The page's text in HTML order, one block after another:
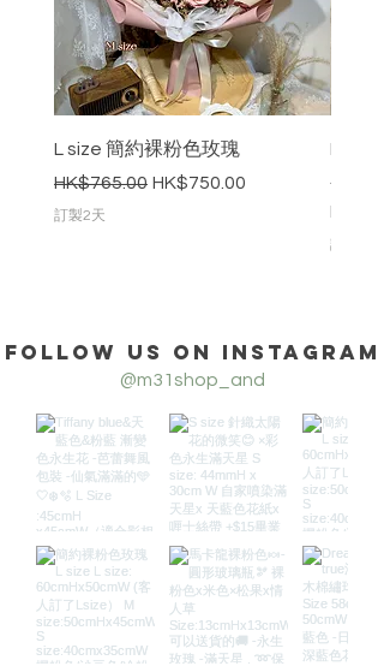
L size 簡約裸粉色玫瑰
一般價格
HK$765.00 促銷價格
HK$750.00
訂製2天
木棉
價格
訂製2天
Follow us on Instagram
@m31shop_and